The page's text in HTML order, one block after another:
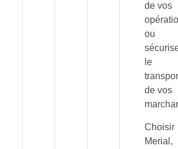
de vos
ou
le
de vos
Choisir
Merial,